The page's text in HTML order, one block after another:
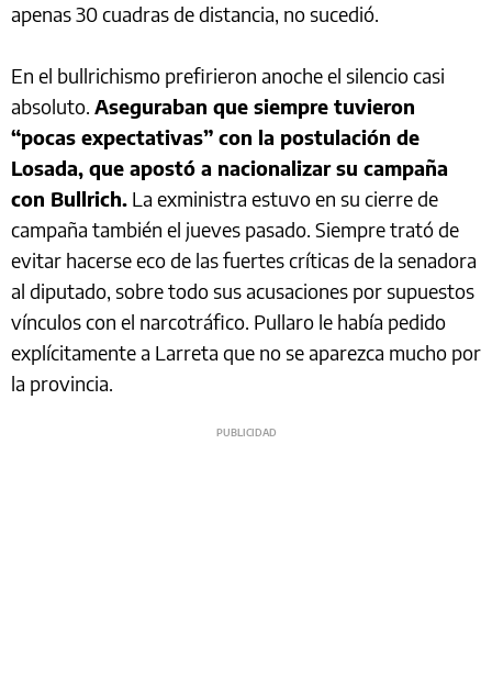
apenas 30 cuadras de distancia, no sucedió.
En el bullrichismo prefirieron anoche el silencio casi
absoluto. Aseguraban que siempre tuvieron
“pocas expectativas” con la postulación de
Losada, que apostó a nacionalizar su campaña
con Bullrich. La exministra estuvo en su cierre de
campaña también el jueves pasado. Siempre trató de
evitar hacerse eco de las fuertes críticas de la senadora
al diputado, sobre todo sus acusaciones por supuestos
vínculos con el narcotráfico. Pullaro le había pedido
explícitamente a Larreta que no se aparezca mucho por
la provincia.